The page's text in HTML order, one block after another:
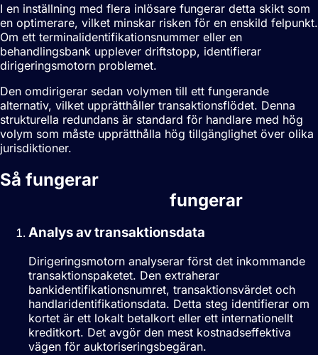
I en inställning med flera inlösare fungerar detta skikt som
en optimerare, vilket minskar risken för en enskild felpunkt.
Om ett terminalidentifikationsnummer eller en
behandlingsbank upplever driftstopp, identifierar
dirigeringsmotorn problemet.
Den omdirigerar sedan volymen till ett fungerande
alternativ, vilket upprätthåller transaktionsflödet. Denna
strukturella redundans är standard för handlare med hög
volym som måste upprätthålla hög tillgänglighet över olika
jurisdiktioner.
Så fungerar
fungerar
Analys av transaktionsdata
Dirigeringsmotorn analyserar först det inkommande
transaktionspaketet. Den extraherar
bankidentifikationsnumret, transaktionsvärdet och
handlaridentifikationsdata. Detta steg identifierar om
kortet är ett lokalt betalkort eller ett internationellt
kreditkort. Det avgör den mest kostnadseffektiva
vägen för auktoriseringsbegäran.